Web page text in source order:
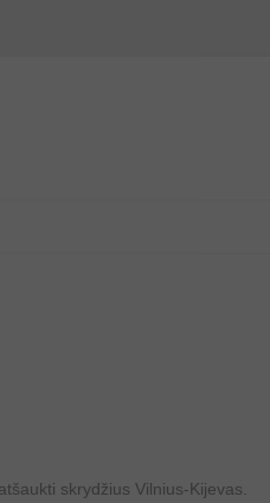
skrydžius Vilnius-Kijevas.